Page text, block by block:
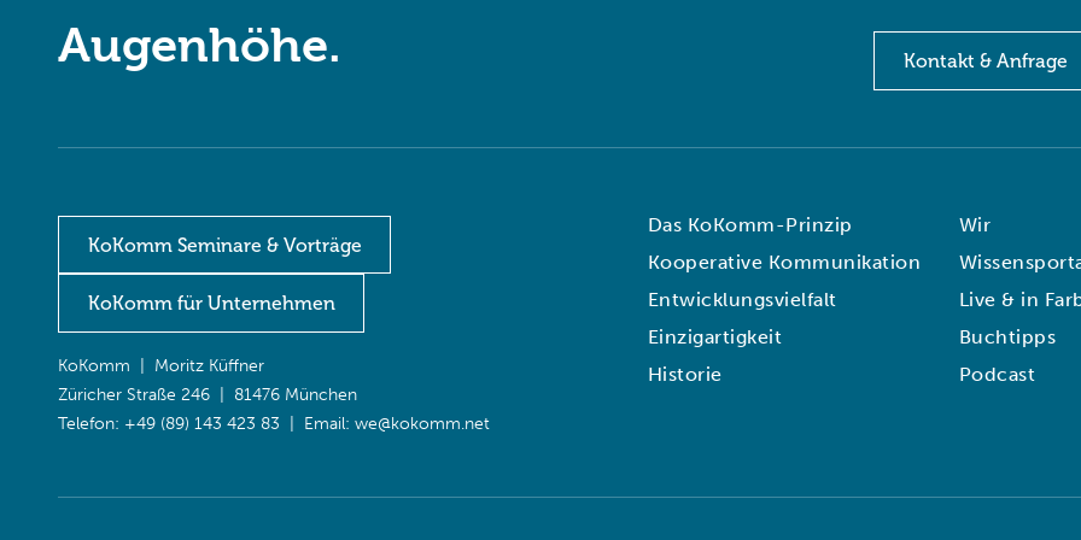
Augenhöhe.
Kontakt & Anfrage
KoKomm Seminare & Vorträge
KoKomm für Unternehmen
KoKomm | Moritz Küffner
Züricher Straße 246 | 81476 München
Telefon: +49 (89) 143 423 83 | Email: we@kokomm.net
Das KoKomm-Prinzip
Kooperative Kommunikation
Entwicklungsvielfalt
Einzigartigkeit
Historie
Wir
Live & in
Buchtipps
Podcast